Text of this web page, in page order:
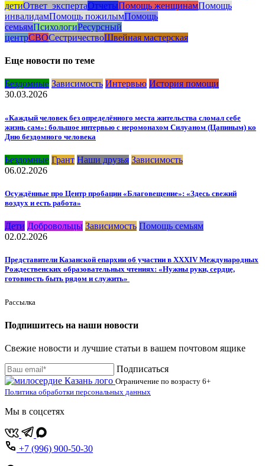
детиОтвет_экспертаОтчетыПомощь женщинамПомощь
инвалидамПомощь пожилымПомощь
семьямПсихологиРесурсный
центрСВОСестричествоШвейная мастерская
Еще новости по теме
Бездомные Зависимость Интервью История помощи
30.03.2026
«Каждый человек без определённого места жительства сломал себе
жизнь сам»: большое интервью с иеромонахом Силуаном (Цапиным) ко
Дню бездомного человека
Бездомные Грант Наши друзья Зависимость
06.02.2026
Осуждённые про Центр пробации «Благовещение»: «Здесь свежий
воздух и есть работа»
Дети Добровольцы Зависимость Помощь семьям
02.02.2026
Представители Казанской епархии об участии в XXXIV Международных
Рождественских образовательных чтениях: «Нужны руки, сердце,
готовность быть рядом и служить»
Рассылка
Подпишитесь на наши новости
Свежие новости и лучшие статьи в вашем почтовом ящике
Подписаться
Ограничение по возрасту 6+
Политика обработки персональных данных
Мы в соцсетях
+7 (996) 900-50-30